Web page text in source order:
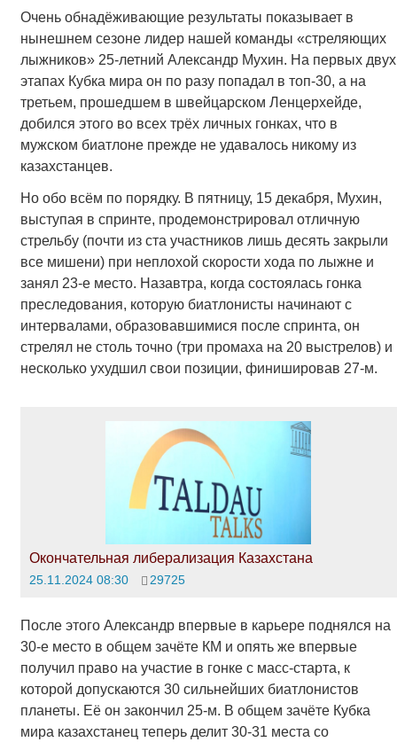
Очень обнадёживающие результаты показывает в
нынешнем сезоне лидер нашей команды «стреляющих
лыжников» 25-летний Александр Мухин. На первых двух
этапах Кубка мира он по разу попадал в топ-30, а на
третьем, прошедшем в швейцарском Ленцерхейде,
добился этого во всех трёх личных гонках, что в
мужском биатлоне прежде не удавалось никому из
казахстанцев.
Но обо всём по порядку. В пятницу, 15 декабря, Мухин,
выступая в спринте, продемонстрировал отличную
стрельбу (почти из ста участников лишь десять закрыли
все мишени) при неплохой скорости хода по лыжне и
занял 23-е место. Назавтра, когда состоялась гонка
преследования, которую биатлонисты начинают с
интервалами, образовавшимися после спринта, он
стрелял не столь точно (три промаха на 20 выстрелов) и
несколько ухудшил свои позиции, финишировав 27-м.
Окончательная либерализация Казахстана
25.11.2024 08:30 29725
После этого Александр впервые в карьере поднялся на
30-е место в общем зачёте КМ и опять же впервые
получил право на участие в гонке с масс-старта, к
которой допускаются 30 сильнейших биатлонистов
планеты. Её он закончил 25-м. В общем зачёте Кубка
мира казахстанец теперь делит 30-31 места со